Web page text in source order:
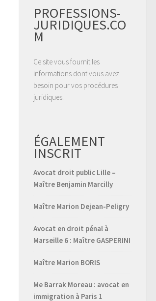
PROFESSIONS-
JURIDIQUES.CO
M
Ce site vous fournit les
informations dont vous avez
besoin pour vos procédures
juridiques.
ÉGALEMENT
INSCRIT
Avocat droit public Lille –
Maître Benjamin Marcilly
Maître Marion Dejean-Peligry
Avocat en droit pénal à
Marseille 6 : Maître GASPERINI
Maître Marion BORIS
Me Barrak Moreau : avocat en
immigration à Paris 1